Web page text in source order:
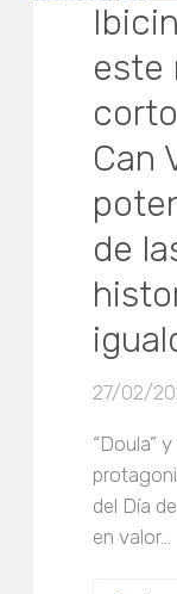
este
Can
de
27/02/
“Doula”
del Día
en valor…